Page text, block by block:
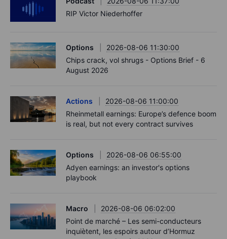
RIP Victor Niederhoffer
Options
2026-08-06 11:30:00
Chips crack, vol shrugs - Options Brief - 6
August 2026
Actions
2026-08-06 11:00:00
Rheinmetall earnings: Europe’s defence boom
is real, but not every contract survives
Options
2026-08-06 06:55:00
Adyen earnings: an investor's options
playbook
Macro
2026-08-06 06:02:00
Point de marché – Les semi-conducteurs
inquiètent, les espoirs autour d’Hormuz